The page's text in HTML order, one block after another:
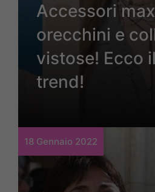
Accessori
orecchini e
vistose! Ecco
trend!
18 Gennaio 2022